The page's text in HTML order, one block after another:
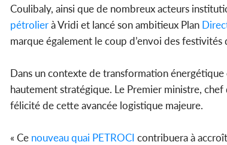
Coulibaly, ainsi que de nombreux acteurs
pétrolierà Vridi et lancé son ambitieux Plan
marque également le coup d’envoi des
Dans un contexte de transformation énergétique
hautement stratégique. Le Premier ministre,
félicité de cette avancée logistique majeure.
« Ce nouveauquai PETROCI contribuera à